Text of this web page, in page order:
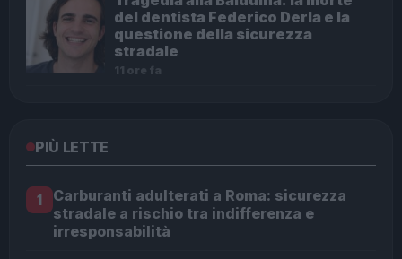
del dentista Federico Derla e la
questione della sicurezza
stradale
11 ore fa
PIÙ LETTE
1
Carburanti adulterati a Roma: sicurezza
stradale a rischio tra indifferenza e
irresponsabilità